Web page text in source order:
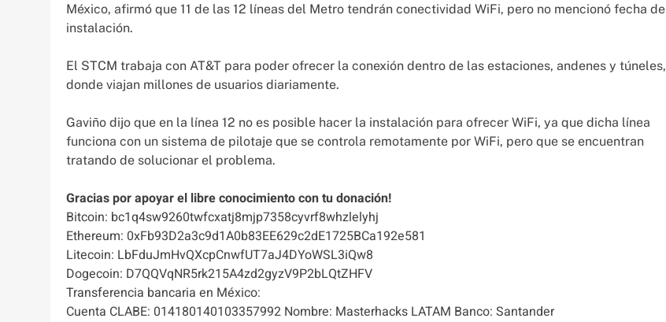
México, afirmó que 11 de las 12 líneas del Metro tendrán conectividad WiFi, pero no mencionó fecha de
instalación.
El STCM trabaja con AT&T para poder ofrecer la conexión dentro de las estaciones, andenes y túneles,
donde viajan millones de usuarios diariamente.
Gaviño dijo que en la línea 12 no es posible hacer la instalación para ofrecer WiFi, ya que dicha línea
funciona con un sistema de pilotaje que se controla remotamente por WiFi, pero que se encuentran
tratando de solucionar el problema.
Gracias por apoyar el libre conocimiento con tu donación!
Bitcoin: bc1q4sw9260twfcxatj8mjp7358cyvrf8whzlelyhj
Ethereum: 0xFb93D2a3c9d1A0b83EE629c2dE1725BCa192e581
Litecoin: LbFduJmHvQXcpCnwfUT7aJ4DYoWSL3iQw8
Dogecoin: D7QQVqNR5rk215A4zd2gyzV9P2bLQtZHFV
Transferencia bancaria en México:
Cuenta CLABE: 014180140103357992 Nombre: Masterhacks LATAM Banco: Santander